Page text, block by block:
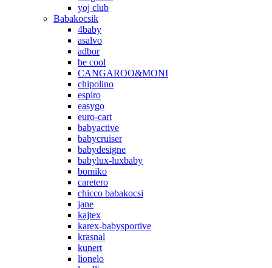
yoj club
Babakocsik
4baby
asalvo
adbor
be cool
CANGAROO&MONI
chipolino
espiro
easygo
euro-cart
babyactive
babycruiser
babydesigne
babylux-luxbaby
bomiko
caretero
chicco babakocsi
jane
kajtex
karex-babysportive
krasnal
kunert
lionelo